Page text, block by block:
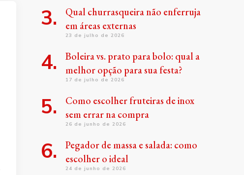
Qual churrasqueira não enferruja
em áreas externas
23 de julho de 2026
Boleira vs. prato para bolo: qual a
melhor opção para sua festa?
17 de julho de 2026
Como escolher fruteiras de inox
sem errar na compra
26 de junho de 2026
Pegador de massa e salada: como
escolher o ideal
24 de junho de 2026